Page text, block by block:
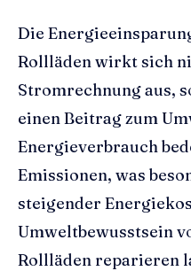
Die
Rollläden wirkt sich
Stromrechnung aus,
einen Beitrag zum
Energieverbrauch
Emissionen, was
steigender
Umweltbewusstsein
Rollläden reparieren